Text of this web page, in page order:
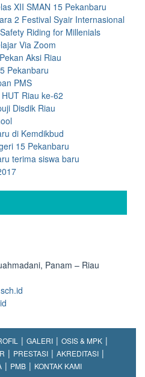
XII SMAN 15 Pekanbaru
2 Festival Syair Internasional
Riding for Millenials
Via Zoom
Aksi Riau
Pekanbaru
PMS
Riau ke-62
Disdik Riau
di Kemdikbud
15 Pekanbaru
terima siswa baru
Panam – Riau
GALERI
OSIS & MPK
PRESTASI
AKREDITASI
PMB KONTAK KAMI